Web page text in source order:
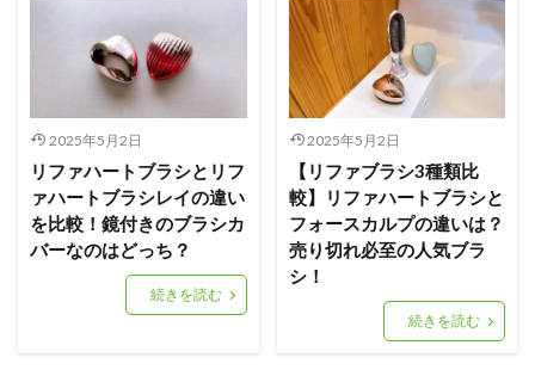
2025年5月2日
リファハートブラシとリフ
ァハートブラシレイの違い
を比較！鏡付きのブラシカ
バーなのはどっち？
続きを読む
2025年5月2日
【リファブラシ3種類比
較】リファハートブラシと
フォースカルプの違いは？
売り切れ必至の人気ブラ
シ！
続きを読む